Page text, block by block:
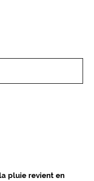
pluie revient en